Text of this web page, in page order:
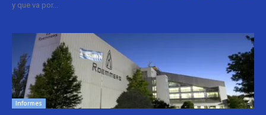
y que va por...
Informes